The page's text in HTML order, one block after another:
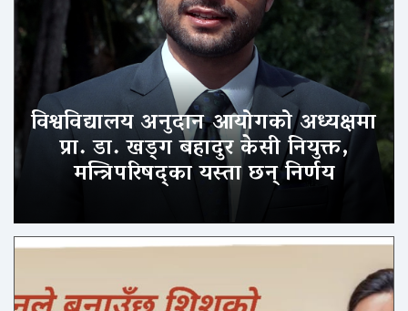
विश्वविद्यालय अनुदान आयोगको अध्यक्षमा
प्रा. डा. खड्ग बहादुर केसी नियुक्त,
मन्त्रिपरिषद्का यस्ता छन् निर्णय